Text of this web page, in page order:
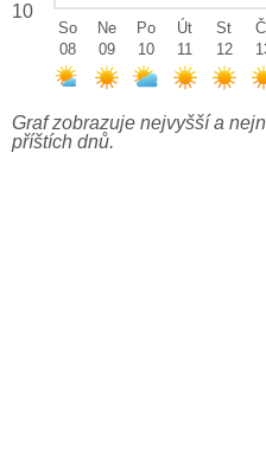
10
So
08
Ne
09
Po
10
Út
11
St
12
Graf zobrazuje nejvyšší a
příštích dnů.